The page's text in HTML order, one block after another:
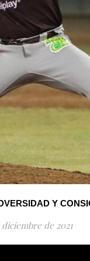
Y
diciembre de 2021